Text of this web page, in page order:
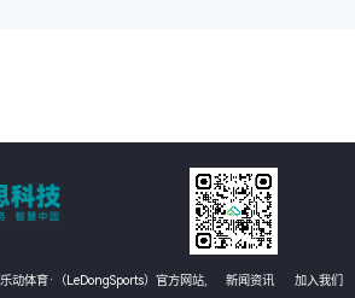
乐动体育·（LeDongSports）官方网站, 新闻资讯 加入我们